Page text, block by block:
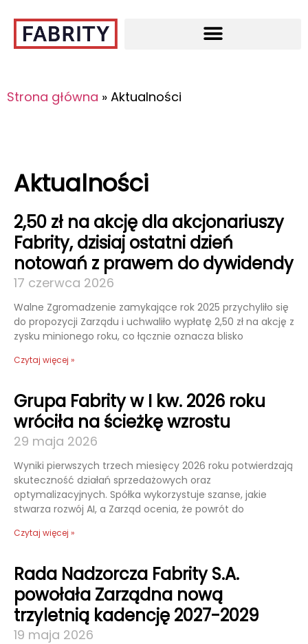
Strona główna » Aktualności
Aktualności
2,50 zł na akcję dla akcjonariuszy
Fabrity, dzisiaj ostatni dzień
notowań z prawem do dywidendy
17 czerwca 2026
Walne Zgromadzenie zamykające rok 2025 przychyliło się
do propozycji Zarządu i uchwaliło wypłatę 2,50 zł na akcję z
zysku minionego roku, co łącznie oznacza blisko
Czytaj więcej »
Grupa Fabrity w I kw. 2026 roku
wróciła na ścieżkę wzrostu
29 maja 2026
Wyniki pierwszych trzech miesięcy 2026 roku potwierdzają
skuteczność działań sprzedażowych oraz
optymalizacyjnych. Spółka wykorzystuje szanse, jakie
stwarza rozwój AI, a Zarząd ocenia, że powrót do
Czytaj więcej »
Rada Nadzorcza Fabrity S.A.
powołała Zarządna nową
trzyletnią kadencję 2027-2029
19 maja 2026